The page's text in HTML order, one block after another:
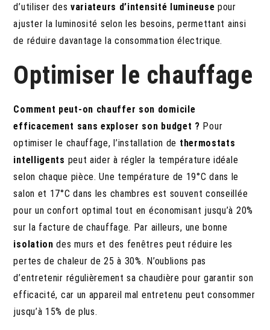
d’utiliser des variateurs d’intensité lumineuse pour
ajuster la luminosité selon les besoins, permettant ainsi
de réduire davantage la consommation électrique.
Optimiser le chauffage
Comment peut-on chauffer son domicile
efficacement sans exploser son budget ? Pour
optimiser le chauffage, l’installation de thermostats
intelligents peut aider à régler la température idéale
selon chaque pièce. Une température de 19°C dans le
salon et 17°C dans les chambres est souvent conseillée
pour un confort optimal tout en économisant jusqu’à 20%
sur la facture de chauffage. Par ailleurs, une bonne
isolation des murs et des fenêtres peut réduire les
pertes de chaleur de 25 à 30%. N’oublions pas
d’entretenir régulièrement sa chaudière pour garantir son
efficacité, car un appareil mal entretenu peut consommer
jusqu’à 15% de plus.